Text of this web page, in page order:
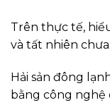
Trên thực tế,
và tất nhiên
Hải sản đông
bằng công nghệ